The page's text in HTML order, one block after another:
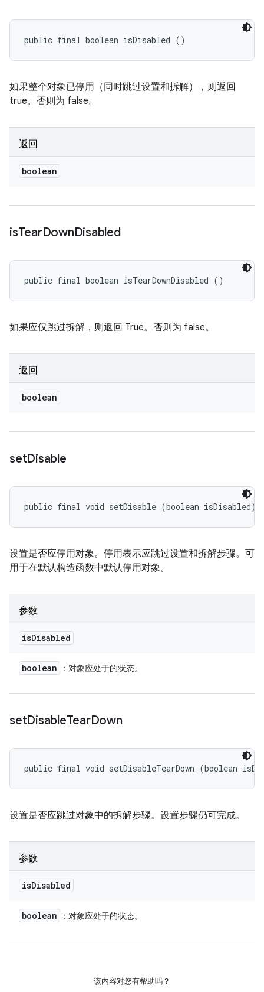
public final boolean isDisabled ()
如果整个对象已停用（同时跳过设置和拆解），则返回
true。否则为 false。
返回
boolean
isTearDownDisabled
public final boolean isTearDownDisabled ()
如果应仅跳过拆解，则返回 True。否则为 false。
返回
boolean
setDisable
public final void setDisable (boolean isDisabled)
设置是否应停用对象。停用表示应跳过设置和拆解步骤。可
用于在默认构造函数中默认停用对象。
参数
isDisabled
boolean ：对象应处于的状态。
setDisableTearDown
public final void setDisableTearDown (boolean
设置是否应跳过对象中的拆解步骤。设置步骤仍可完成。
参数
isDisabled
boolean ：对象应处于的状态。
该内容对您有帮助吗？